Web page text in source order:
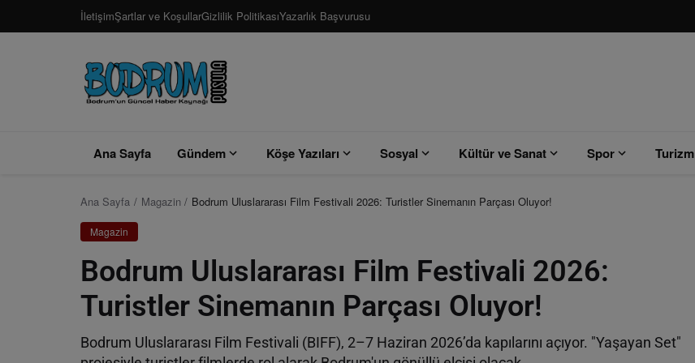
İletişimŞartlar ve KoşullarGizlilik PolitikasıYazarlık Başvurusu
Ana Sayfa Gündem Köşe Yazıları Sosyal Kültür ve Sanat Spor Turizm
Ana Sayfa Magazin Bodrum Uluslararası Film Festivali 2026: Turistler Sinemanın Parçası Oluyor!
Magazin
Bodrum Uluslararası Film Festivali 2026:
Turistler Sinemanın Parçası Oluyor!
Bodrum Uluslararası Film Festivali (BIFF), 2–7 Haziran 2026’da kapılarını açıyor. "Yaşayan Set"